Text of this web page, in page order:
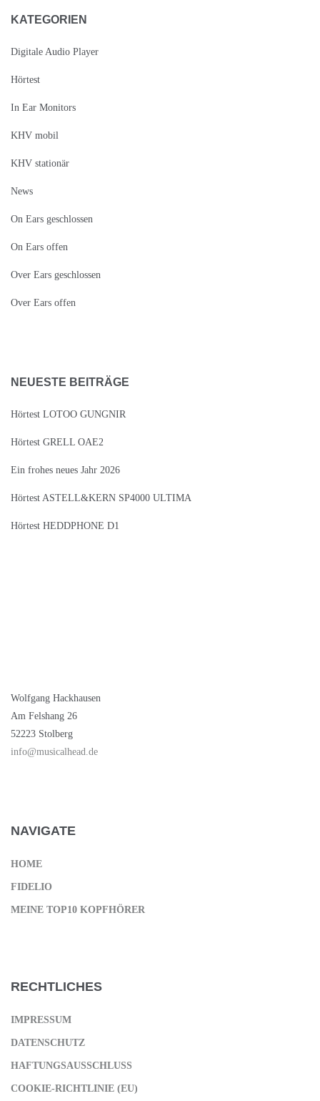
KATEGORIEN
Digitale Audio Player
Hörtest
In Ear Monitors
KHV mobil
KHV stationär
News
On Ears geschlossen
On Ears offen
Over Ears geschlossen
Over Ears offen
NEUESTE BEITRÄGE
Hörtest LOTOO GUNGNIR
Hörtest GRELL OAE2
Ein frohes neues Jahr 2026
Hörtest ASTELL&KERN SP4000 ULTIMA
Hörtest HEDDPHONE D1
Wolfgang Hackhausen
Am Felshang 26
52223 Stolberg
info@musicalhead.de
NAVIGATE
HOME
FIDELIO
MEINE TOP10 KOPFHÖRER
RECHTLICHES
IMPRESSUM
DATENSCHUTZ
HAFTUNGSAUSSCHLUSS
COOKIE-RICHTLINIE (EU)